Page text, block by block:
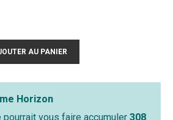
Horizon
pourrait vous faire accumuler 308